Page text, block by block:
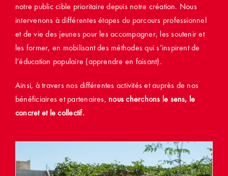
notre public cible prioritaire depuis notre création. Nous
intervenons à différentes étapes du parcours professionnel
et de vie des jeunes pour les accompagner, les soutenir et
les former, en mobilisant des méthodes qui s’inspirent de
l’éducation populaire (apprendre en faisant).
Ainsi, à travers nos différentes activités et auprès de nos
bénéficiaires et partenaires, nous cherchons le sens, le
concret et le collectif.